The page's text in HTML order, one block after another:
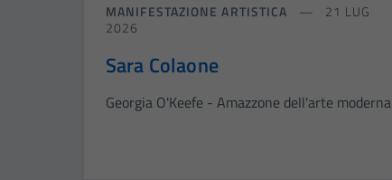
MANIFESTAZIONE ARTISTICA
21 LUG
2026
Sara Colaone
Georgia O'Keefe - Amazzone dell'arte moderna